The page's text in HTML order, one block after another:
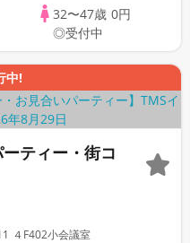
32〜47歳 0円
◎受付中
中!
ティー・街コ
４F402小会議室